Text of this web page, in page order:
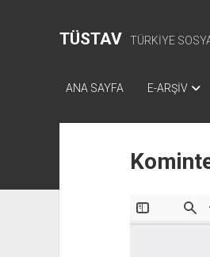
TÜSTAV TÜRKİYE
ANA SAYFA E-ARŞİV